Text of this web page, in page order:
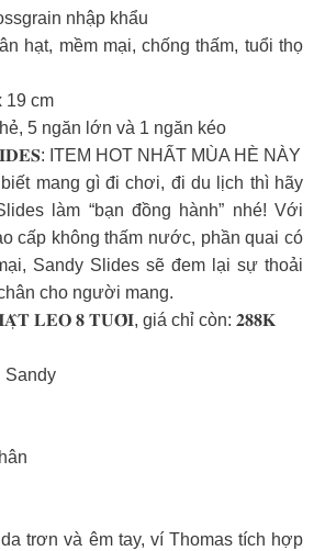
nhập khẩu
hạt, mềm mại, chống thấm, tuổi thọ
19 cm
5 ngăn lớn và 1 ngăn kéo
ITEM HOT NHẤT MÙA HÈ NÀY
mang gì đi chơi, đi du lịch thì hãy
làm “bạn đồng hành” nhé! Với
cấp không thấm nước, phần quai có
Sandy Slides sẽ đem lại sự thoải
cho người mang.
𝐋𝐄𝐎 𝟖 𝐓𝐔𝐎̂̉𝐈, giá chỉ còn: 𝟐𝟖𝟖𝐊
Sandy
trơn và êm tay, ví Thomas tích hợp